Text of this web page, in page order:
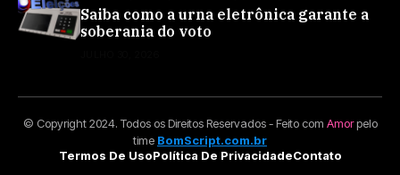
Saiba como a urna eletrônica garante a
soberania do voto
© Copyright 2024. Todos os Direitos Reservados - Feito com Amorpelo
time BomScript.com.br
Termos De UsoPolítica De PrivacidadeContato